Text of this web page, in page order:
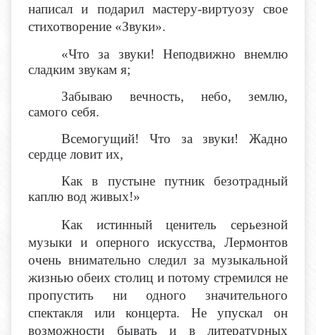
написал и подарил мастеру-виртуозу свое
стихотворение «Звуки».
«Что за звуки! Неподвижно внемлю
сладким звукам я;
Забываю вечность, небо, землю,
самого себя.
Всемогущий! Что за звуки! Жадно
сердце ловит их,
Как в пустыне путник безотрадный
каплю вод живых!»
Как истинный ценитель серьезной
музыки и оперного искусства, Лермонтов
очень внимательно следил за музыкальной
жизнью обеих столиц и потому стремился не
пропустить ни одного значительного
спектакля или концерта. Не упускал он
возможности бывать и в литературных